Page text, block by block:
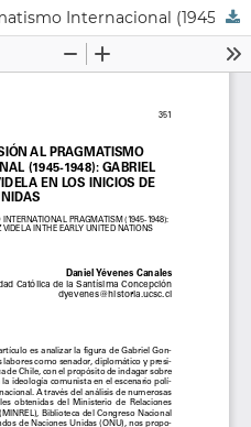
De La Cohesión Al Pragmatismo Internacional (1945-1948): Gabriel González Videla En Los Inicios De Naciones Unidas